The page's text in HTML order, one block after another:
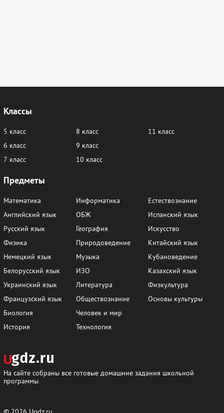
Классы
5 класс
6 класс
7 класс
8 класс
9 класс
10 класс
11 класс
Предметы
Математика
Английский язык
Русский язык
Физика
Немецкий язык
Белорусский язык
Украинский язык
Французский язык
Биология
История
Информатика
ОБЖ
География
Природоведение
Музыка
ИЗО
Литература
Обществознание
Человек и мир
Технология
Естествознание
Испанский язык
Искусство
Китайский язык
Кубановедение
Казахский язык
Физкультура
Основы культуры
На сайте собраны все готовые домашние задания школьной
программы